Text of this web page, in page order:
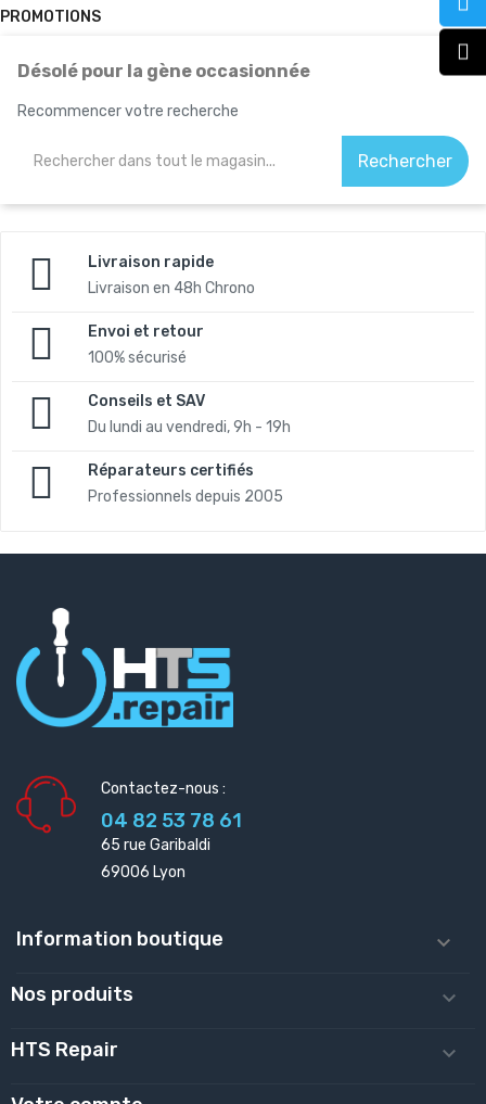
PROMOTIONS
Désolé pour la gène occasionnée
Recommencer votre recherche
Rechercher
Livraison rapide
Livraison en 48h Chrono
Envoi et retour
100% sécurisé
Conseils et SAV
Du lundi au vendredi, 9h - 19h
Réparateurs certifiés
Professionnels depuis 2005
Contactez-nous :
04 82 53 78 61
65 rue Garibaldi
69006 Lyon
Information boutique 
Nos produits 
HTS Repair 